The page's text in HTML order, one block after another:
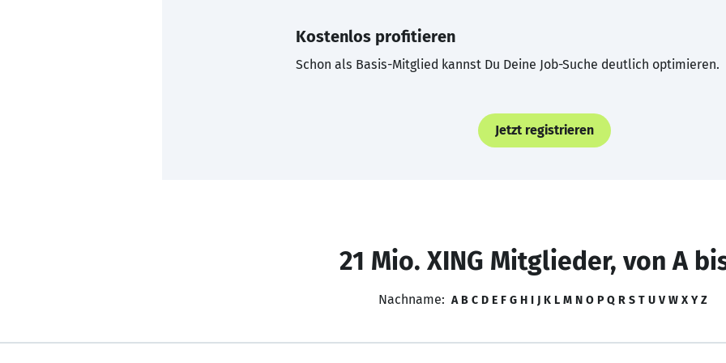
Kostenlos profitieren
Schon als Basis-Mitglied kannst Du Deine Job-Suche deutlich optimieren.
Jetzt registrieren
21 Mio. XING Mitglieder, von A
Nachname: A B C D E F G H I J K L M N O P Q R S T U V W X Y Z